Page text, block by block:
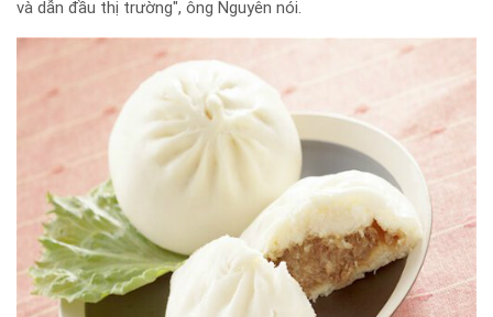
và dẫn đầu thị trường", ông Nguyên nói.